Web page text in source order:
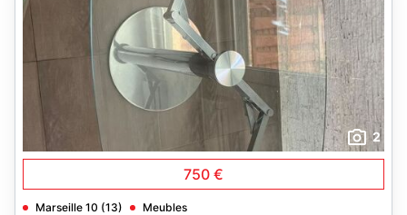
2
750 €
Marseille 10 (13) Meubles